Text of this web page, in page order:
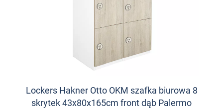
Lockers Hakner Otto OKM szafka biurowa 8
skrytek 43x80x165cm front dąb Palermo